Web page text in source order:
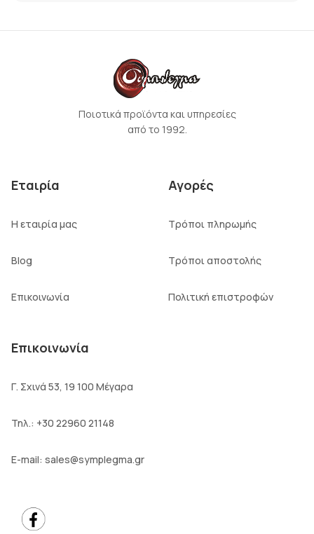
Ποιοτικά προϊόντα και υπηρεσίες
από το 1992.
Εταιρία
Η εταιρία μας
Blog
Επικοινωνία
Αγορές
Τρόποι πληρωμής
Τρόποι αποστολής
Πολιτική επιστροφών
Επικοινωνία
Γ. Σχινά 53, 19 100 Μέγαρα
Τηλ.: +30 22960 21148
E-mail: sales@symplegma.gr